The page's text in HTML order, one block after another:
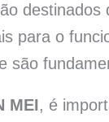
para o
são
MEI, é